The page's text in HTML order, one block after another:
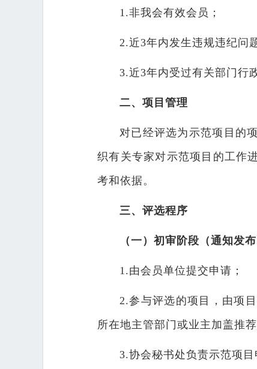
1.非我会有效会员；
2.近3年内发生违规违纪问
3.近3年内受过有关部门行
二、项目管理
对已经评选为示范项目的
织有关专家对示范项目的工作
考和依据。
三、评选程序
（一）初审阶段（通知发
1.由会员单位提交申请；
2.参与评选的项目，由项
所在地主管部门或业主加盖推
3.协会秘书处负责示范项